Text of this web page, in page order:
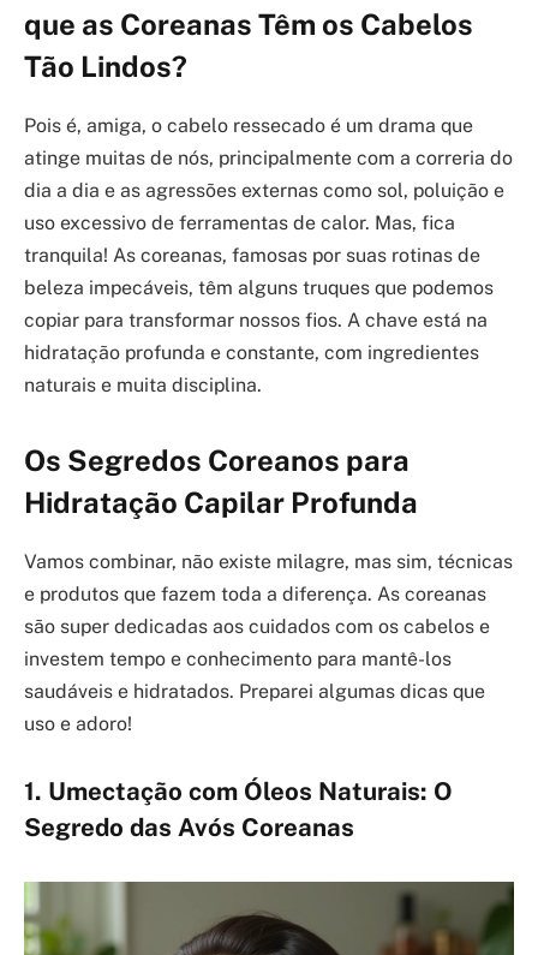
que as Coreanas Têm os Cabelos
Tão Lindos?
Pois é, amiga, o cabelo ressecado é um drama que
atinge muitas de nós, principalmente com a correria do
dia a dia e as agressões externas como sol, poluição e
uso excessivo de ferramentas de calor. Mas, fica
tranquila! As coreanas, famosas por suas rotinas de
beleza impecáveis, têm alguns truques que podemos
copiar para transformar nossos fios. A chave está na
hidratação profunda e constante, com ingredientes
naturais e muita disciplina.
Os Segredos Coreanos para
Hidratação Capilar Profunda
Vamos combinar, não existe milagre, mas sim, técnicas
e produtos que fazem toda a diferença. As coreanas
são super dedicadas aos cuidados com os cabelos e
investem tempo e conhecimento para mantê-los
saudáveis e hidratados. Preparei algumas dicas que
uso e adoro!
1. Umectação com Óleos Naturais: O
Segredo das Avós Coreanas